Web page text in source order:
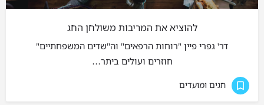
להוציא את המריבות משולחן החג
דר' גפרי פיין "רוחות הרפאים" וה"שדים המשפחתיים"
חוזרים ועולים ביתר…
חגים ומועדים